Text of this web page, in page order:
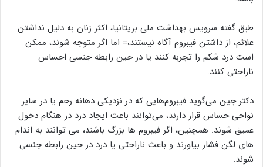
طبق گفته سرویس بهداشت ملی بریتانیا، اکثر زنان به دلیل نداشتن
علائم، از داشتن فیبروم آگاه نیستند،= اما اگر متوجه شوند، ممکن
است درد شکم را تجربه کنند یا در حین رابطه جنسی احساس
ناراحتی کنند.
دکتر جین می‌گوید فیبروم‌هایی که در نزدیکی دهانه رحم یا در سایر
نواحی حساس قرار دارند، می‌توانند باعث ایجاد درد در هنگام دخول
عمیق شوند. همچنین، اگر فیبروم ها بزرگ باشند، می توانند به اندام
های لگن فشار بیاورند و باعث ناراحتی یا درد در حین رابطه جنسی
شوند.